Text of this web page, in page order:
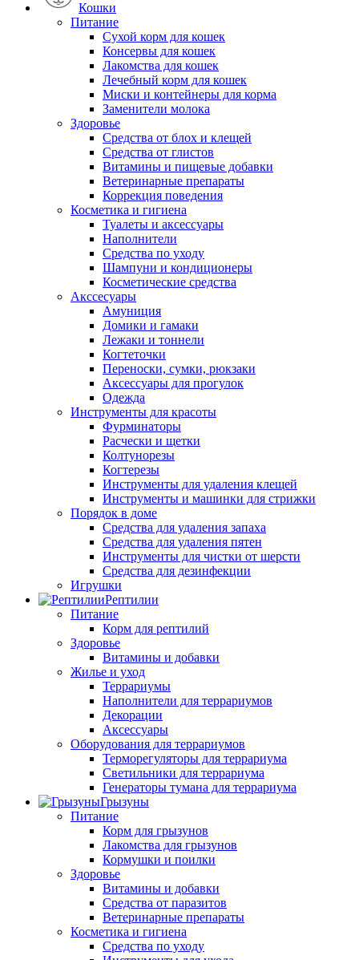
Кошки
Питание
Сухой корм для кошек
Консервы для кошек
Лакомства для кошек
Лечебный корм для кошек
Миски и контейнеры для корма
Заменители молока
Здоровье
Средства от блох и клещей
Средства от глистов
Витамины и пищевые добавки
Ветеринарные препараты
Коррекция поведения
Косметика и гигиена
Туалеты и аксессуары
Наполнители
Средства по уходу
Шампуни и кондиционеры
Косметические средства
Акссесуары
Амуниция
Домики и гамаки
Лежаки и тоннели
Когтеточки
Переноски, сумки, рюкзаки
Аксессуары для прогулок
Одежда
Инструменты для красоты
Фурминаторы
Расчески и щетки
Колтунорезы
Когтерезы
Инструменты для удаления клещей
Инструменты и машинки для стрижки
Порядок в доме
Средства для удаления запаха
Средства для удаления пятен
Инструменты для чистки от шерсти
Средства для дезинфекции
Игрушки
Рептилии
Питание
Корм для рептилий
Здоровье
Витамины и добавки
Жилье и уход
Террариумы
Наполнители для террариумов
Декорации
Аксессуары
Оборудования для террариумов
Терморегуляторы для террариума
Светильники для террариума
Генераторы тумана для террариума
Грызуны
Питание
Корм для грызунов
Лакомства для грызунов
Кормушки и поилки
Здоровье
Витамины и добавки
Средства от паразитов
Ветеринарные препараты
Косметика и гигиена
Средства по уходу